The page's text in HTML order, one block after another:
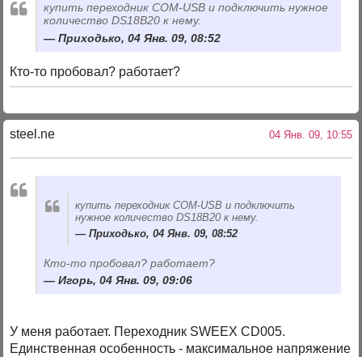
купить переходник COM-USB и подключить нужное
количество DS18B20 к нему.
Приходько, 04 Янв. 09, 08:52
Кто-то пробовал? работает?
steel.ne 04 Янв. 09, 10:55
купить переходник COM-USB и подключить
нужное количество DS18B20 к нему.
Приходько, 04 Янв. 09, 08:52
Кто-то пробовал? работает?
Игорь, 04 Янв. 09, 09:06
У меня работает. Переходник SWEEX CD005.
Единственная особенность - максимальное напряжение